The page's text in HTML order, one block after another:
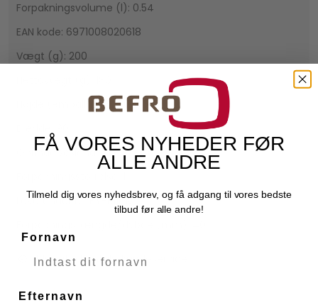
Forpakningsvolume (l): 0.54
EAN kode: 6971008020618
Vægt (g): 200
Højde (emballage): 150
Oprindelsesland: CN
Leverandør Nr: BY-M1DM
Udsolgt - Kontakt kundeservice
FÅ VORES NYHEDER FØR
ALLE ANDRE
Tilmeld dig vores nyhedsbrev, og få adgang til vores bedste
tilbud før alle andre!
Fornavn
Efternavn